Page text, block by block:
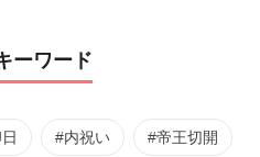
ーワード
#内祝い #帝王切開